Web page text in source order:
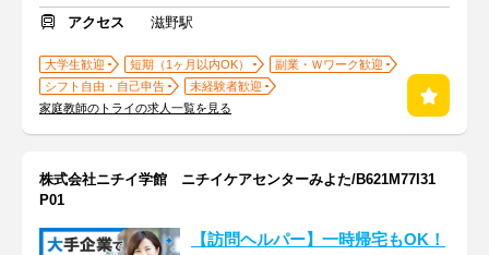
アクセス
滋野駅
大学生歓迎 短期（1ヶ月以内OK）
副業・Ｗワーク歓迎
シフト自由・自己申告
未経験者歓迎
家庭教師のトライの求人一覧を見る
株式会社ニチイ学館 ニチイケアセンターみよた/B621M77I31
P01
【訪問ヘルパー】一時帰宅もOK！